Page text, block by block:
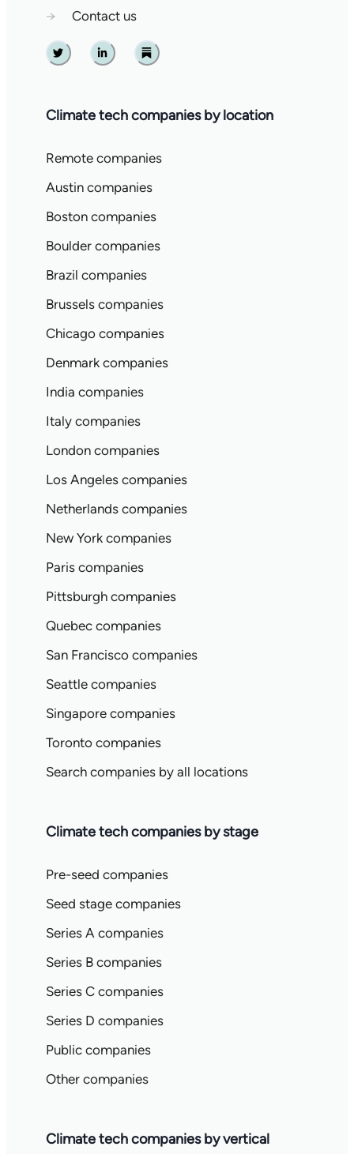
→
Contact us
Twitter Linkedin Substack
Climate tech companies by location
Remote companies
Austin companies
Boston companies
Boulder companies
Brazil companies
Brussels companies
Chicago companies
Denmark companies
India companies
Italy companies
London companies
Los Angeles companies
Netherlands companies
New York companies
Paris companies
Pittsburgh companies
Quebec companies
San Francisco companies
Seattle companies
Singapore companies
Toronto companies
Search companies by all locations
Climate tech companies by stage
Pre-seed companies
Seed stage companies
Series A companies
Series B companies
Series C companies
Series D companies
Public companies
Other companies
Climate tech companies by vertical